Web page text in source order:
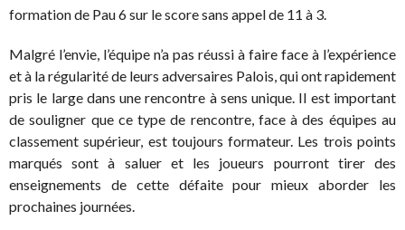
formation de Pau 6 sur le score sans appel de 11 à 3.
Malgré l’envie, l’équipe n’a pas réussi à faire face à l’expérience
et à la régularité de leurs adversaires Palois, qui ont rapidement
pris le large dans une rencontre à sens unique. Il est important
de souligner que ce type de rencontre, face à des équipes au
classement supérieur, est toujours formateur. Les trois points
marqués sont à saluer et les joueurs pourront tirer des
enseignements de cette défaite pour mieux aborder les
prochaines journées.